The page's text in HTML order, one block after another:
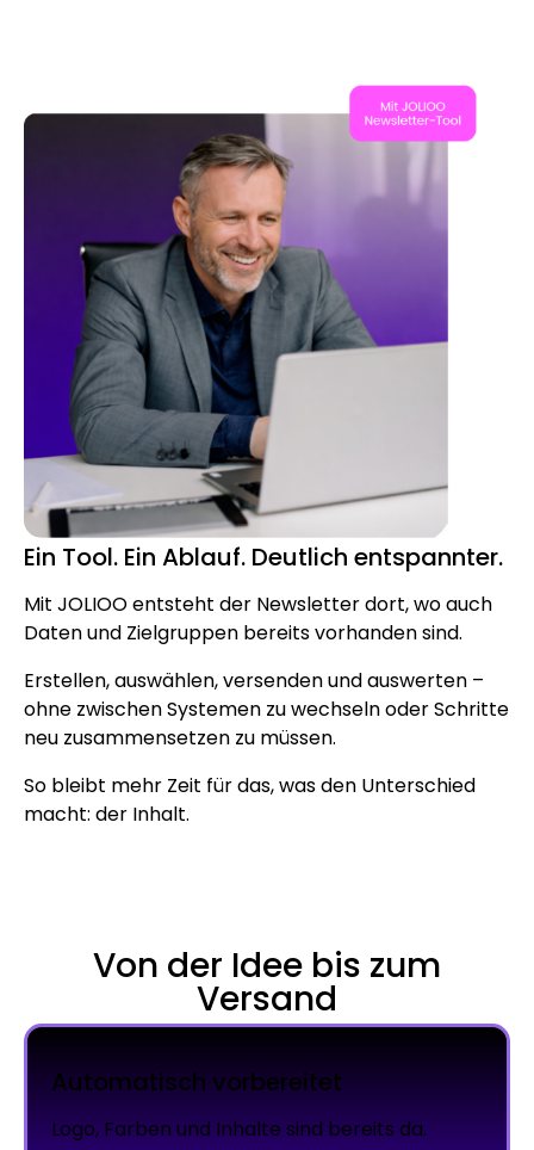
Ein Tool. Ein Ablauf. Deutlich entspannter.
Mit JOLIOO entsteht der Newsletter dort, wo auch
Daten und Zielgruppen bereits vorhanden sind.
Erstellen, auswählen, versenden und auswerten –
ohne zwischen Systemen zu wechseln oder Schritte
neu zusammensetzen zu müssen.
So bleibt mehr Zeit für das, was den Unterschied
macht: der Inhalt.
Von der Idee bis zum
Versand
Automatisch vorbereitet
Logo, Farben und Inhalte sind bereits da.